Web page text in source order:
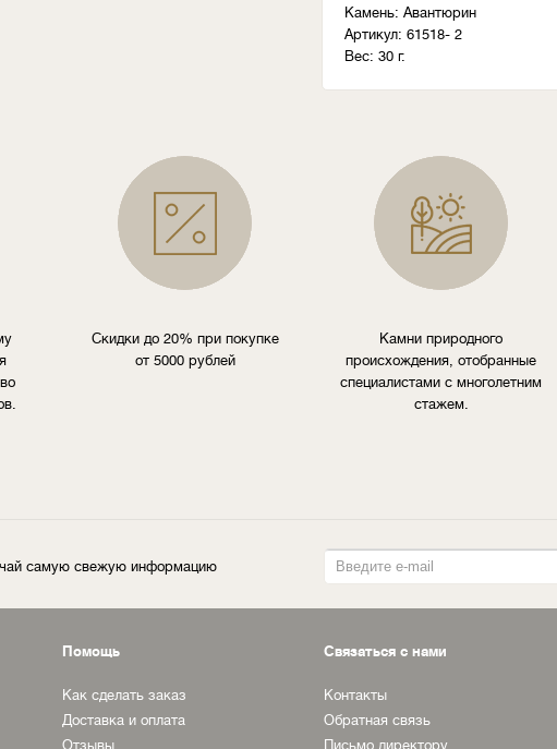
Камень: Авантюрин
Артикул: 61518- 2
Вес: 30 г.
Скидки до 20% при покупке
от 5000 рублей
Камни природного
происхождения, отобранные
специалистами с многолетним
стажем.
самую свежую информацию
Помощь
Как сделать заказ
Доставка и оплата
Отзывы
Связаться с нами
Контакты
Обратная связь
Письмо директору